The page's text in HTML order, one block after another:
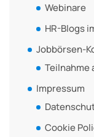
Webinare
HR-Blogs
Jobbörsen-
Teilnahme
Impressum
Cookie